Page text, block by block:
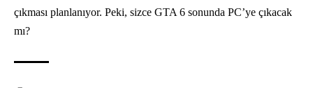
çıkması planlanıyor. Peki, sizce GTA 6 sonunda PC’ye çıkacak
mı?